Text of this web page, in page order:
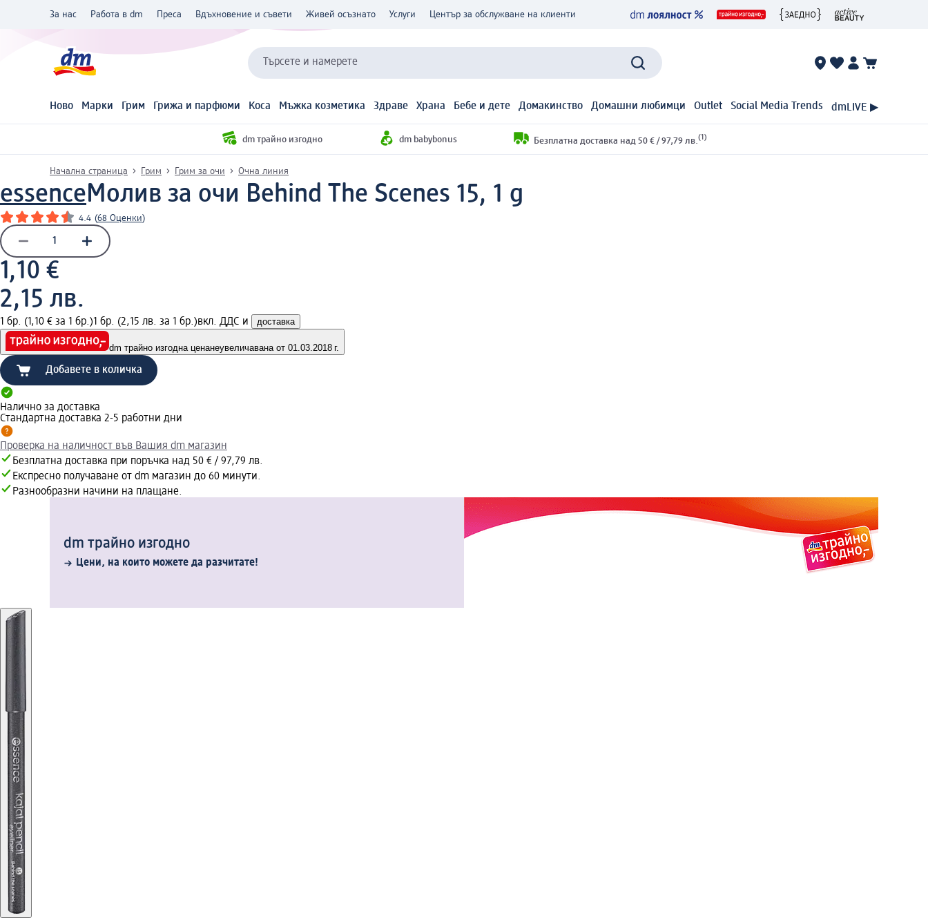
За нас Работа в dm Преса Вдъхновение и съвети Живей осъзнато Услуги Център за обслужване на клиенти
Търсете и намерете
Ново Марки Грим Грижа и парфюми Коса Мъжка козметика Здраве Храна Бебе и дете Домакинство Домашни любимци Outlet Social Media Trends dmLIVE ▶
dm трайно изгодно dm babybonus Безплатна доставка над 50 € / 97,79 лв. (1)
Начална страница Грим Грим за очи Очна линия
essenceМолив за очи Behind The Scenes 15, 1 g
4.4 (68 Оценки)
1,10 €
2,15 лв.
1 бр. (1,10 € за 1 бр.)1 бр. (2,15 лв. за 1 бр.)вкл. ДДС и доставка
dm трайно изгодна ценанеувеличавана от 01.03.2018 г.
Добавете в количка
Налично за доставка
Стандартна доставка 2-5 работни дни
Проверка на наличност във Вашия dm магазин
Безплатна доставка при поръчка над 50 € / 97,79 лв.
Експресно получаване от dm магазин до 60 минути.
Разнообразни начини на плащане.
dm трайно изгодно
Цени, на които можете да разчитате!